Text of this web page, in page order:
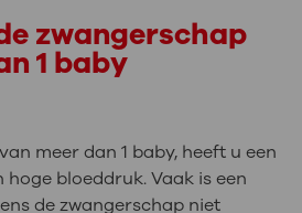
zwangerschap
1 baby
meer dan 1 baby, heeft u een
bloeddruk. Vaak is een
de zwangerschap niet